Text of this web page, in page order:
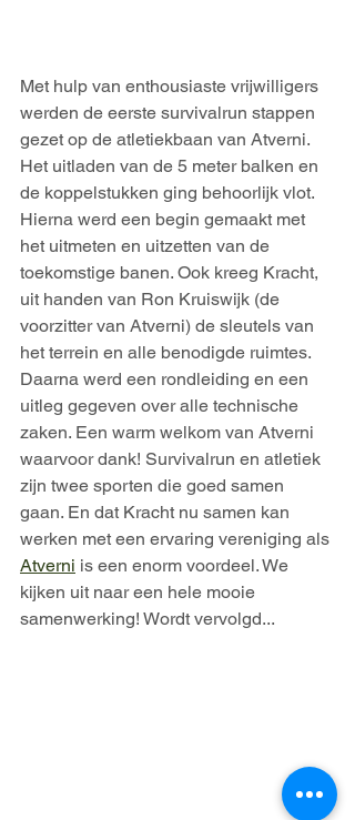
Met hulp van enthousiaste vrijwilligers
werden de eerste survivalrun stappen
gezet op de atletiekbaan van Atverni.
Het uitladen van de 5 meter balken en
de koppelstukken ging behoorlijk vlot.
Hierna werd een begin gemaakt met
het uitmeten en uitzetten van de
toekomstige banen. Ook kreeg Kracht,
uit handen van Ron Kruiswijk (de
voorzitter van Atverni) de sleutels van
het terrein en alle benodigde ruimtes.
Daarna werd een rondleiding en een
uitleg gegeven over alle technische
zaken. Een warm welkom van Atverni
waarvoor dank! Survivalrun en atletiek
zijn twee sporten die goed samen
gaan. En dat Kracht nu samen kan
werken met een ervaring vereniging als
Atverni is een enorm voordeel. We
kijken uit naar een hele mooie
samenwerking! Wordt vervolgd...